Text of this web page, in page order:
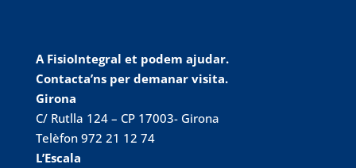
A FisioIntegral et podem ajudar.
Contacta’ns per demanar visita.
Girona
C/ Rutlla 124 – CP 17003- Girona
Telèfon 972 21 12 74
L’Escala